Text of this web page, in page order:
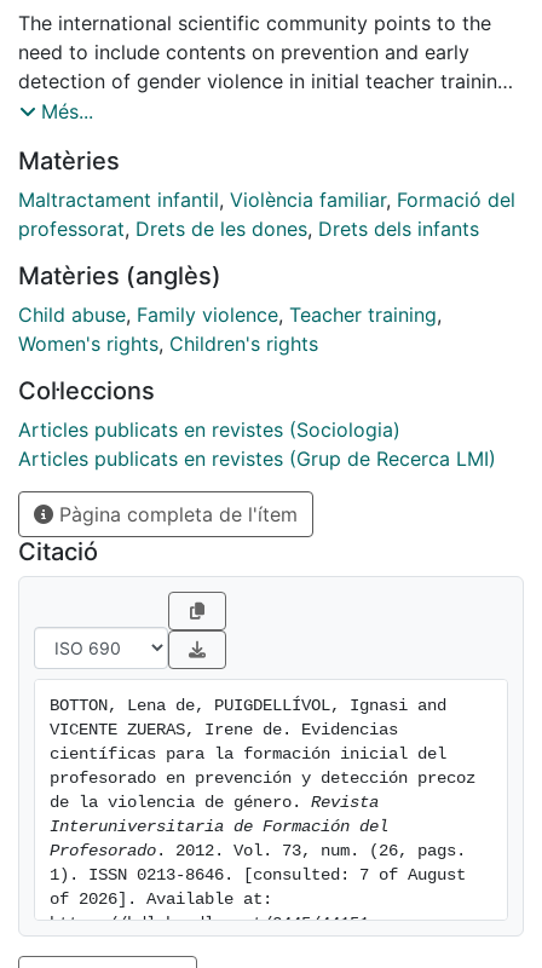
The international scientific community points to the
need to include contents on prevention and early
detection of gender violence in initial teacher training
and provides guidance to ensure their quality. Many of
the domestic context. Scientific literature also
provides guidance to train teachers in the intervention
and coordination with the various professionals and
women. Domestic violence is a social problem and the
intervention of the whole community is key for its
prevention and early detection. Some schools are
dialogic work.
Més...
Matèries
Maltractament infantil, Violència familiar, Formació del
professorat, Drets de les dones, Drets dels infants
Matèries (anglès)
Child abuse, Family violence, Teacher training,
Women's rights, Children's rights
Col·leccions
Articles publicats en revistes (Sociologia)
Articles publicats en revistes (Grup de Recerca LMI)
Pàgina completa de l'ítem
Citació
BOTTON, Lena de, PUIGDELLÍVOL, Ignasi and
VICENTE ZUERAS, Irene de. Evidencias
científicas para la formación inicial del
profesorado en prevención y detección precoz
de la violencia de género. Revista
Interuniversitaria de Formación del
Profesorado . 2012. Vol. 73, num. (26, pags.
1). ISSN 0213-8646. [consulted: 7 of August
of 2026]. Available at:
https://hdl.handle.net/2445/44151